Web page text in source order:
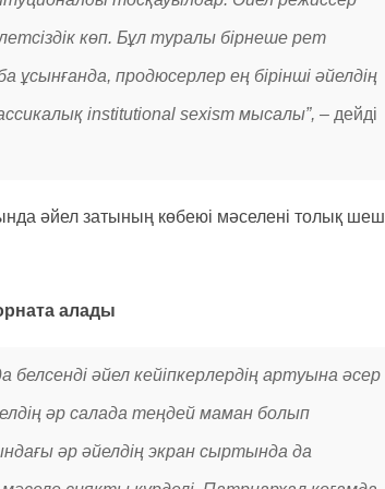
көп. Бұл туралы бірнеше рет
ұсынғанда, продюсерлер ең бірінші әйелдің
institutional sexism мысалы”, – дейді
әйел затының көбеюі мәселені толық
алады
әйел кейіпкерлердің артуына әсер
әр салада теңдей маман болып
әр әйелдің экран сыртында да